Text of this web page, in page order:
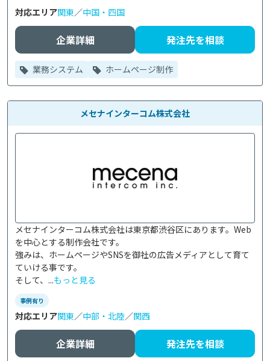
対応エリア関東／中国・四国
企業詳細 発注先を相談
業務システム ホームページ制作
メセナインターコム株式会社
メセナインターコム株式会社は東京都渋谷区にあります。Web
を中心とする制作会社です。
強みは、ホームページやSNSを御社の広告メディアとして育て
ていける事です。
そして、...もっと見る
事例有り
対応エリア関東／中部・北陸／関西
企業詳細 発注先を相談